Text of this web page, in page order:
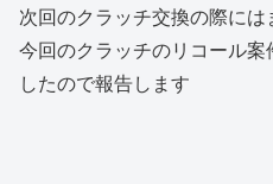
次回のクラッチ交換の際には
今回のクラッチのリコール
したので報告します